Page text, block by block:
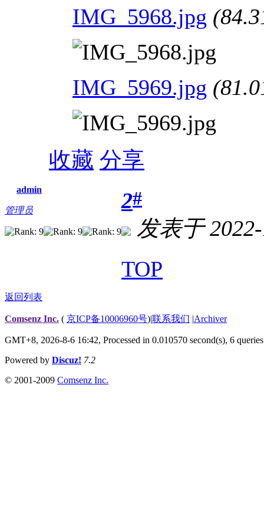
IMG_5968.jpg
IMG_5969.jpg
收藏 分享
admin
管理员 2#
发表于
TOP
返回列表
Comsenz Inc. ( 京ICP备10006960号)|联系我们 |Archiver
GMT+8, 2026-8-6 16:42, Processed in 0.010570 second(s), 6 queries
Powered by Discuz! 7.2
© 2001-2009 Comsenz Inc.